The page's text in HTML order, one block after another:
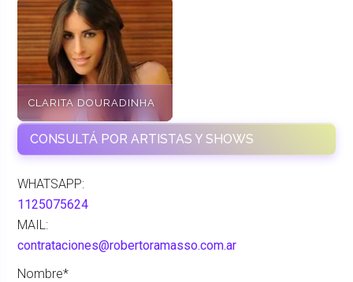
CLARITA DOURADINHA
CONSULTÁ POR ARTISTAS Y SHOWS
WHATSAPP:
1125075624
MAIL:
contrataciones@robertoramasso.com.ar
Nombre*